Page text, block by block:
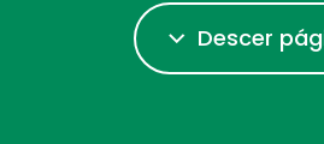
Descer